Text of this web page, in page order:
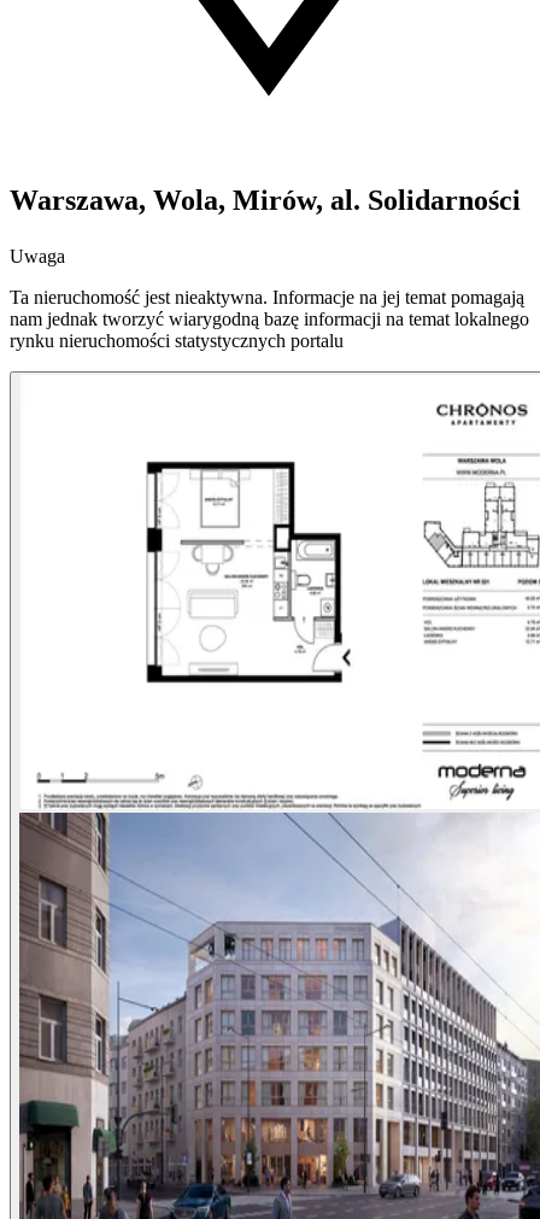
Warszawa, Wola, Mirów, al. Solidarności
Uwaga
Ta nieruchomość jest nieaktywna. Informacje na jej temat pomagają
nam jednak tworzyć wiarygodną bazę informacji na temat lokalnego
rynku nieruchomości statystycznych portalu